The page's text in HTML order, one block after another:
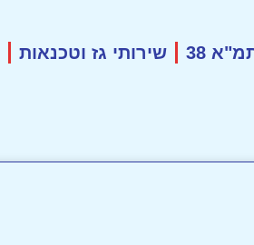
38 שירותי גז וטכנאות